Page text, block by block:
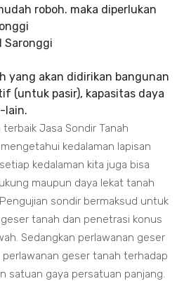
roboh. maka diperlukan
Saronggi
yang akan didirikan bangunan
(untuk pasir), kapasitas daya
lain.
Jasa Sondir Tanah
kedalaman lapisan
kedalaman kita juga bisa
maupun daya lekat tanah
sondir bermaksud untuk
tanah dan penetrasi konus
Sedangkan perlawanan geser
geser tanah terhadap
satuan gaya persatuan panjang.